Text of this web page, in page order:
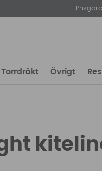
Torrdräkt Övrigt